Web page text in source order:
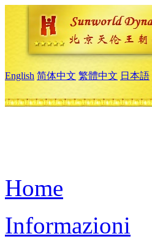
English 简体中文 繁體中文 日本語
Home
Informazioni